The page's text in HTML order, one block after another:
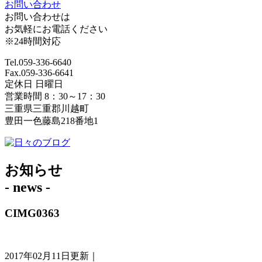
お問い合わせ
お問い合わせは
お気軽にお電話ください
※24時間対応
Tel.059-336-6640
Fax.059-336-6641
定休日 日曜日
営業時間 8：30～17：30
三重県三重郡川越町
豊田一色藤島218番地1
お知らせ
- news -
CIMG0363
2017年02月11日更新｜